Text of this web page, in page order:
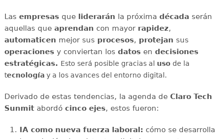
Las empresasqueliderarán la próxima década serán
aquellas queaprendan con mayor rapidez,
automaticen mejor sus procesos, protejan sus
operacionesy conviertan los datosen decisiones
estratégicas. Esto será posible gracias al uso de la
tecnologíay a los avances del entorno digital.
Derivado de estas tendencias, la agenda de Claro Tech
Sunmitabordó cinco ejes, estos fueron:
IA como nueva fuerza laboral: cómo se desarrolla